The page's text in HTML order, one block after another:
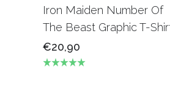
Iron Maiden Number Of
The Beast Graphic T-
€20,90